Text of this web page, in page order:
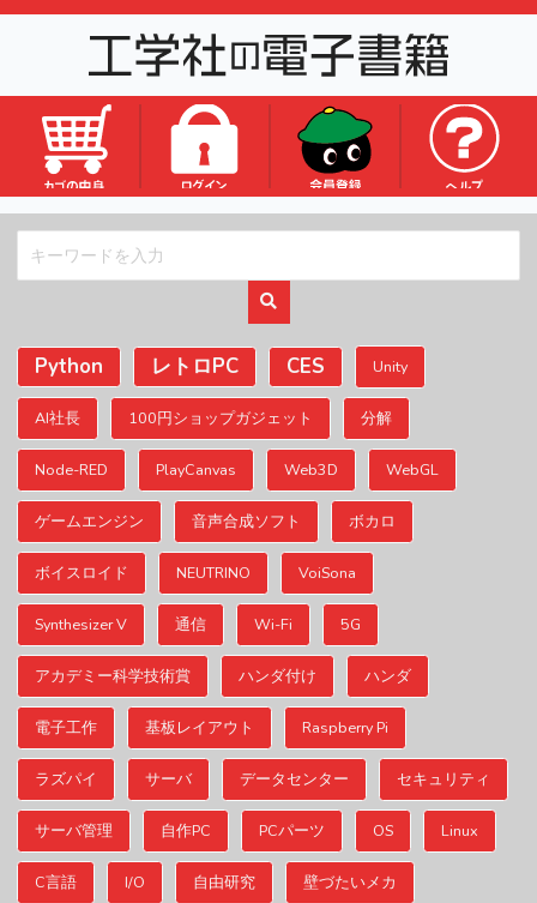
Python レトロPC CES Unity
AI社長 100円ショップガジェット 分解
Node-RED PlayCanvas Web3D WebGL
ゲームエンジン 音声合成ソフト ボカロ
ボイスロイド NEUTRINO VoiSona
Synthesizer V 通信 Wi-Fi 5G
アカデミー科学技術賞 ハンダ付け ハンダ
電子工作 基板レイアウト Raspberry Pi
ラズパイ サーバ データセンター セキュリティ
サーバ管理 自作PC PCパーツ OS Linux
C言語 I/O 自由研究 壁づたいメカ